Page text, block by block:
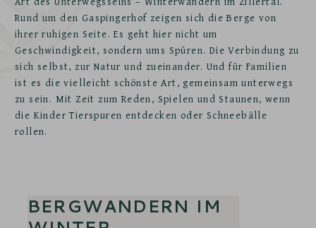
Rund um den Gaspingerhof zeigen sich die Berge von
ihrer ruhigen Seite. Es geht hier nicht um
Geschwindigkeit, sondern ums Spüren. Die Verbindung zu
sich selbst, zur Natur und zueinander. Und für Familien
ist es die vielleicht schönste Art, gemeinsam unterwegs
zu sein. Mit Zeit zum Reden, Spielen und Staunen, wenn
die Kinder Tierspuren entdecken oder Schneebälle
rollen.
BERGWANDERN IM